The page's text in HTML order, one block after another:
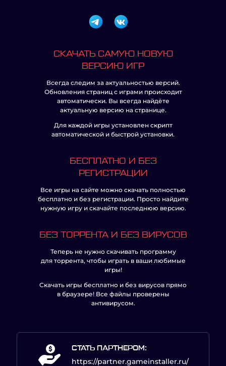
СКАЧАТЬ САМУЮ НОВУЮ
ВЕРСИЮ ИГР
Всегда следим за актуальностью версий.
Обновления страниц с играми происходит
автоматически. Вы всегда найдёте
актуальную версию на странице.
Для каждой игры установлен скрипт
автоматической и быстрой установки.
БЕСПЛАТНО И БЕЗ
РЕГИСТРАЦИИ
Все игры на сайте можно скачать полностью
бесплатно и без регистрации. Просто найдите
нужную игру и скачайте последнюю версию.
БЕЗ ТОРРЕНТА И БЕЗ ВИРУСОВ
Теперь не нужно скачивать программу
для торрента, чтобы играть в ваши любимые
игры!
Скачать игры бесплатно и без вирусов прямо
в браузере! Все файлы проверены
антивирусом.
СТАТЬ ПАРТНЕРОМ:
https://partner.gameinstaller.ru/